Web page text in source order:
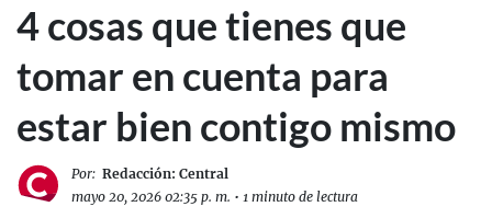
4 cosas que tienes que
tomar en cuenta para
estar bien contigo mismo
Por: Redacción: Central
mayo 20, 2026 02:35 p. m. • 1 minuto de lectura